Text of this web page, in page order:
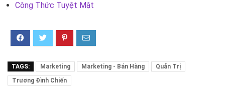
Công Thức Tuyệt Mật
TAGS: Marketing Marketing - Bán Hàng
Quản Trị
Trương Đình Chiến